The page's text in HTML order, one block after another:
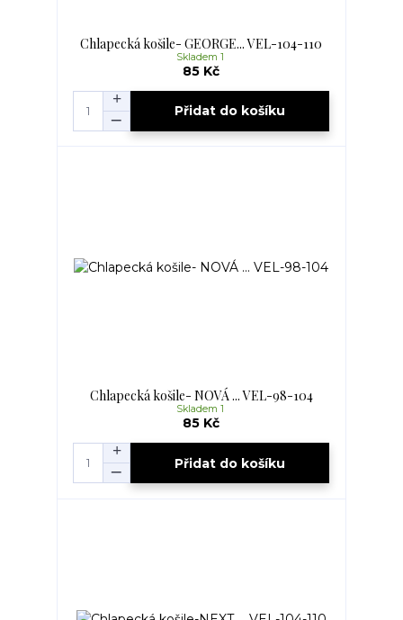
Chlapecká košile- GEORGE... VEL-104-110
85 Kč
Skladem 1
Přidat do košíku
Chlapecká košile- NOVÁ ... VEL-98-104
85 Kč
Skladem 1
Přidat do košíku